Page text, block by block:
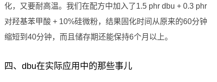
化，又要耐高温。我们在配方中加入了1.5 phr dbu + 0.3 phr
对羟基苯甲酸 + 10%硅微粉，结果固化时间从原来的60分钟
缩短到40分钟，而且储存期还能保持6个月以上。
四、dbu在实际应用中的那些事儿